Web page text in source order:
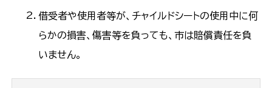
借受者や使用者等が、チャイルドシートの使用中に何
らかの損害、傷害等を負っても、市は賠償責任を負
いません。